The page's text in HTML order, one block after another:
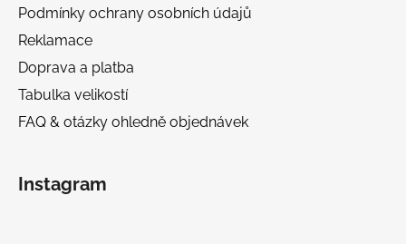
Podmínky ochrany osobních údajů
Reklamace
Doprava a platba
Tabulka velikostí
FAQ & otázky ohledně objednávek
Instagram